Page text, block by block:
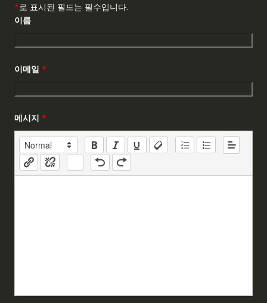
*로 표시된 필드는 필수입니다.
이름
이메일 *
메시지 *